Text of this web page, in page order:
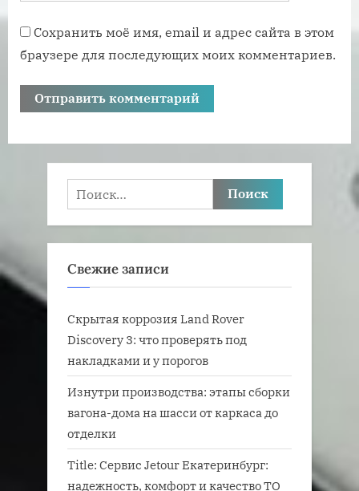
Сохранить моё имя, email и адрес сайта в этом
браузере для последующих моих комментариев.
Найти:
Свежие записи
Скрытая коррозия Land Rover
Discovery 3: что проверять под
накладками и у порогов
Изнутри производства: этапы сборки
вагона-дома на шасси от каркаса до
отделки
Title: Сервис Jetour Екатеринбург:
надежность, комфорт и качество ТО